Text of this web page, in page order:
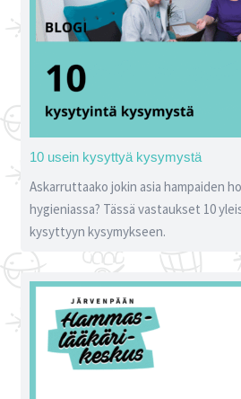
10 usein kysyttyä kysymystä
Askarruttaako jokin asia hampaiden
hygieniassa? Tässä vastaukset 10
kysyttyyn kysymykseen.